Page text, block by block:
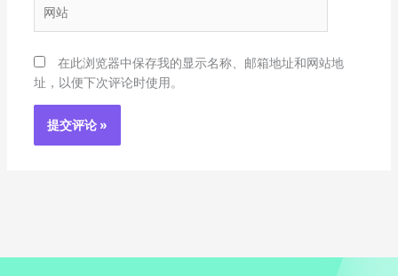
站
在此浏览器中保存我的显示名称、邮箱地址和网站地
址，以便下次评论时使用。